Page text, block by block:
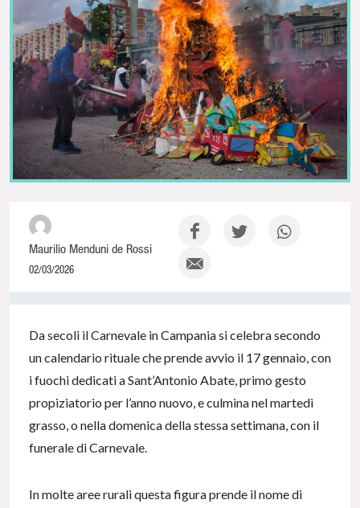
Maurilio Menduni de Rossi
02/03/2026
Da secoli il Carnevale in Campania si celebra secondo
un calendario rituale che prende avvio il 17 gennaio, con
i fuochi dedicati a Sant’Antonio Abate, primo gesto
propiziatorio per l’anno nuovo, e culmina nel martedì
grasso, o nella domenica della stessa settimana, con il
funerale di Carnevale.
In molte aree rurali questa figura prende il nome di